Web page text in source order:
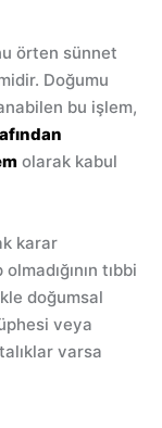
örten sünnet
Doğumu
bu işlem,
olarak kabul
karar
tıbbi
doğumsal
veya
varsa